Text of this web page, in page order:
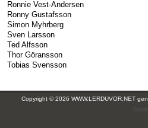
Ronnie Vest-Andersen
Ronny Gustafsson
Simon Myhrberg
Sven Larsson
Ted Alfsson
Thor Göransson
Tobias Svensson
Copyright © 2026 WWW.LERDUVOR.NET